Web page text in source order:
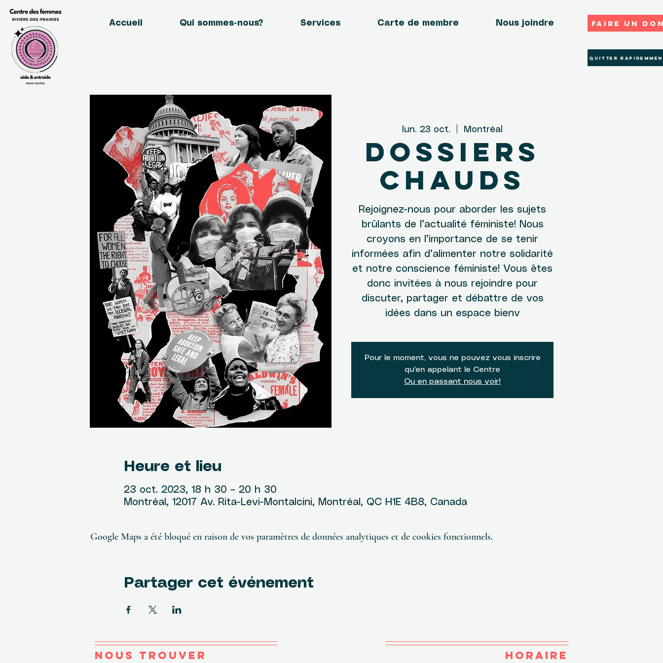
Accueil Qui sommes-nous? Services Carte de membre Nous joindre Faire un
Quitter
lun. 23 oct. Montréal
Dossiers
chauds
Rejoignez-nous pour aborder les sujets
brûlants de l’actualité féministe! Nous
croyons en l’importance de se tenir
informées afin d’alimenter notre solidarité
et notre conscience féministe! Vous êtes
donc invitées à nous rejoindre pour
discuter, partager et débattre de vos
idées dans un espace bienv
Pour le moment, vous ne pouvez vous inscrire
qu'en appelant le Centre
Ou en passant nous voir!
Heure et lieu
23 oct. 2023, 18 h 30 – 20 h 30
Montréal, 12017 Av. Rita-Levi-Montalcini, Montréal, QC H1E 4B8, Canada
Google Maps a été bloqué en raison de vos paramètres de données analytiques et de cookies fonctionnels.
Partager cet événement
NOUS TROUVER HORAIRE